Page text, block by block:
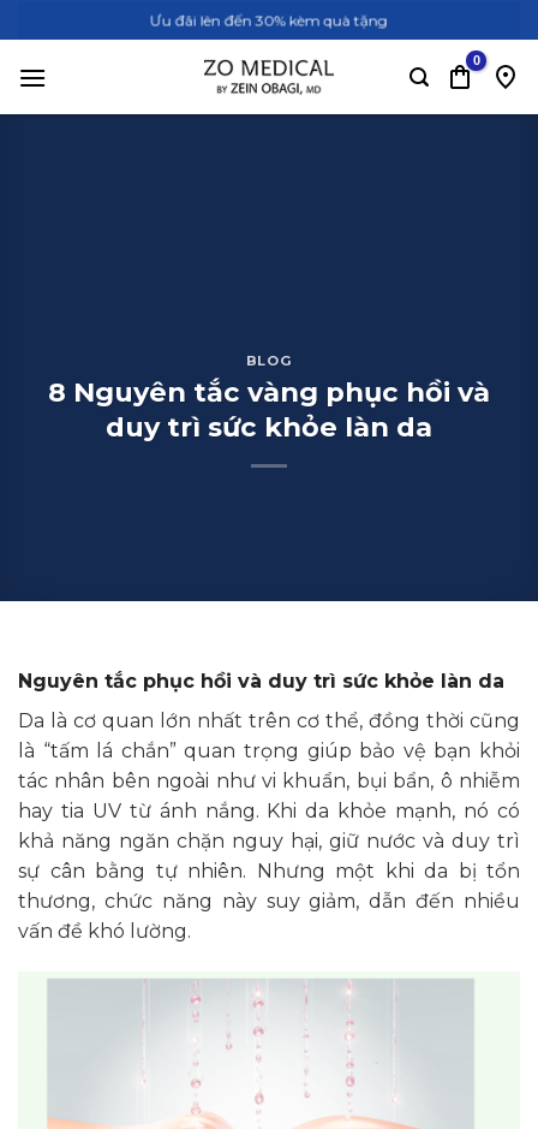
qua
nội
Ưu đãi lên đến 30% kèm quà tặng
BLOG
8 Nguyên tắc vàng phục hồi và
duy trì sức khỏe làn da
Nguyên tắc phục hồi và duy trì sức khỏe làn da
Da là cơ quan lớn nhất trên cơ thể, đồng thời cũng
là “tấm lá chắn” quan trọng giúp bảo vệ bạn khỏi
tác nhân bên ngoài như vi khuẩn, bụi bẩn, ô nhiễm
hay tia UV từ ánh nắng. Khi da khỏe mạnh, nó có
khả năng ngăn chặn nguy hại, giữ nước và duy trì
sự cân bằng tự nhiên. Nhưng một khi da bị tổn
thương, chức năng này suy giảm, dẫn đến nhiều
vấn đề khó lường.